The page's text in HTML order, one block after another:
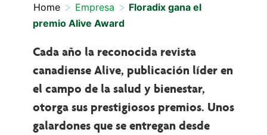
Home > Empresa > Floradix gana el
premio Alive Award
Cada año la reconocida revista
canadiense Alive, publicación líder en
el campo de la salud y bienestar,
otorga sus prestigiosos premios. Unos
galardones que se entregan desde